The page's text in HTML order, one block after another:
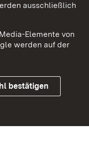
ausschließlich
Elemente von
werden auf der
bestätigen